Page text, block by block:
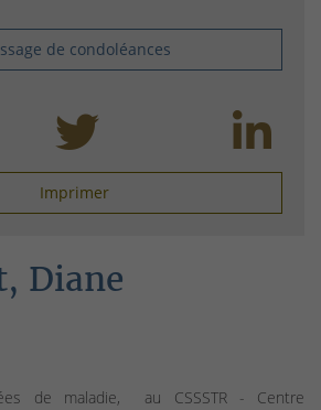
de condoléances
Imprimer
Diane
de maladie, au CSSSTR - Centre